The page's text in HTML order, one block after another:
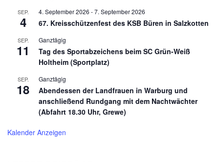
SEP.
4
4. September 2026 -7. September 2026
67. Kreisschützenfest des KSB Büren in Salzkotten
SEP.
11
Ganztägig
Tag des Sportabzeichens beim SC Grün-Weiß
Holtheim (Sportplatz)
SEP.
18
Ganztägig
Abendessen der Landfrauen in Warburg und
anschließend Rundgang mit dem Nachtwächter
(Abfahrt 18.30 Uhr, Grewe)
Kalender Anzeigen